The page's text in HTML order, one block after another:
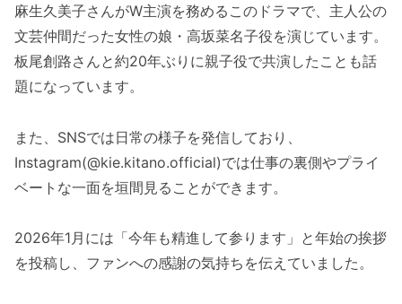
麻生久美子さんがW主演を務めるこのドラマで、主人公の
文芸仲間だった女性の娘・高坂菜名子役を演じています。
板尾創路さんと約20年ぶりに親子役で共演したことも話
題になっています。
また、SNSでは日常の様子を発信しており、
Instagram(@kie.kitano.official)では仕事の裏側やプライ
ベートな一面を垣間見ることができます。
2026年1月には「今年も精進して参ります」と年始の挨拶
を投稿し、ファンへの感謝の気持ちを伝えていました。